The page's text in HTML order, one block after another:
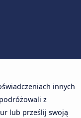
innych
z
lub prześlij swoją